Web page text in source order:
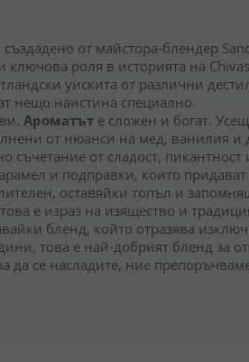
от майстора-блендер
роля в историята на
уискита от различни
нещо наистина специално.
Ароматът е сложен и богат.
от нюанси на мед, ванилия и
съчетание от сладост,
и подправки, които
оставяйки топъл и
е израз на изящество и
бленд, който отразява
това е най-добрият бленд за
да се насладите, ние